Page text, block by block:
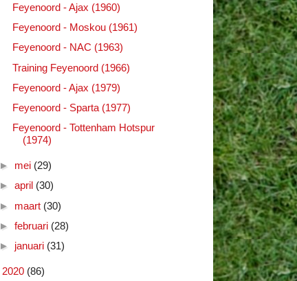
Feyenoord - Ajax (1960)
Feyenoord - Moskou (1961)
Feyenoord - NAC (1963)
Training Feyenoord (1966)
Feyenoord - Ajax (1979)
Feyenoord - Sparta (1977)
Feyenoord - Tottenham Hotspur
(1974)
► mei (29)
► april (30)
► maart (30)
► februari (28)
► januari (31)
2020 (86)